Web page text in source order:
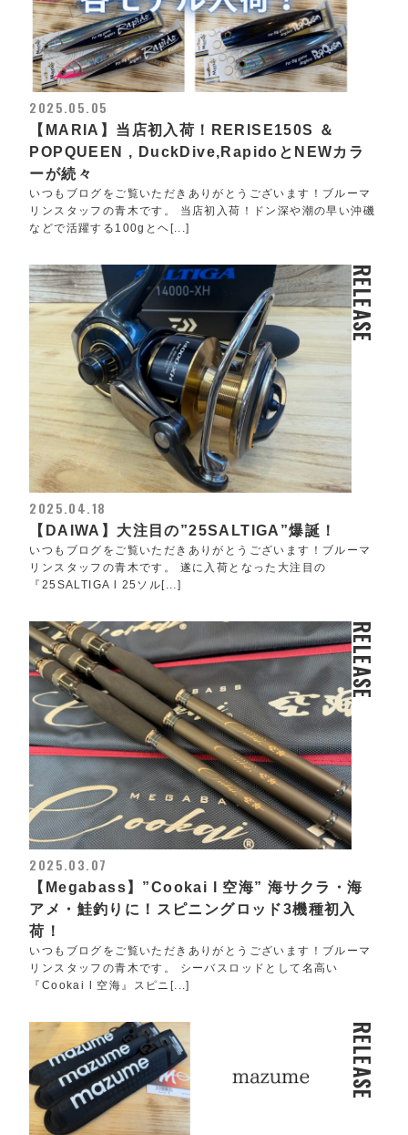
2025.05.05
【MARIA】当店初入荷！RERISE150S ＆
POPQUEEN , DuckDive,RapidoとNEWカラ
ーが続々
いつもブログをご覧いただきありがとうございます！ブルーマ
リンスタッフの青木です。 当店初入荷！ドン深や潮の早い沖磯
などで活躍する100gとヘ[...]
RELEASE
2025.04.18
【DAIWA】大注目の”25SALTIGA”爆誕！
いつもブログをご覧いただきありがとうございます！ブルーマ
リンスタッフの青木です。 遂に入荷となった大注目の
『25SALTIGA l 25ソル[...]
RELEASE
2025.03.07
【Megabass】”Cookai l 空海” 海サクラ・海
アメ・鮭釣りに！スピニングロッド3機種初入
荷！
いつもブログをご覧いただきありがとうございます！ブルーマ
リンスタッフの青木です。 シーバスロッドとして名高い
『Cookai l 空海』スピニ[...]
RELEASE